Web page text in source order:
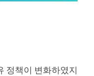
정책이 변화하였지